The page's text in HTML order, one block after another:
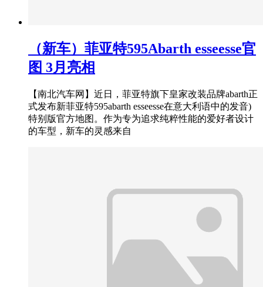
（新车）菲亚特595Abarth esseesse官
图 3月亮相
【南北汽车网】近日，菲亚特旗下皇家改装品牌abarth正
式发布新菲亚特595abarth esseesse在意大利语中的发音)
特别版官方地图。作为专为追求纯粹性能的爱好者设计
的车型，新车的灵感来自